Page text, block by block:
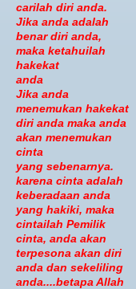
carilah diri anda.
Jika anda adalah
benar diri anda,
maka ketahuilah
hakekat
anda
Jika anda
menemukan hakekat
diri anda maka anda
akan menemukan
cinta
yang sebenarnya.
karena cinta adalah
keberadaan anda
yang hakiki, maka
cintailah Pemilik
cinta, anda akan
terpesona akan diri
anda dan sekeliling
anda....betapa Allah